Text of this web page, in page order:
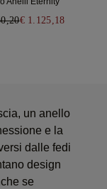
€ 1.125,18
un anello
e la
dalle fedi
design
se